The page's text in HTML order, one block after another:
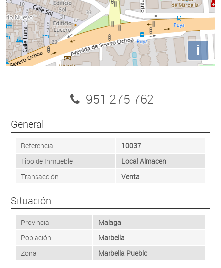
i
951 275 762
General
Referencia
10037
Tipo de Inmueble
Local Almacen
Transacción
Venta
Situación
Provincia
Malaga
Población
Marbella
Zona
Marbella Pueblo